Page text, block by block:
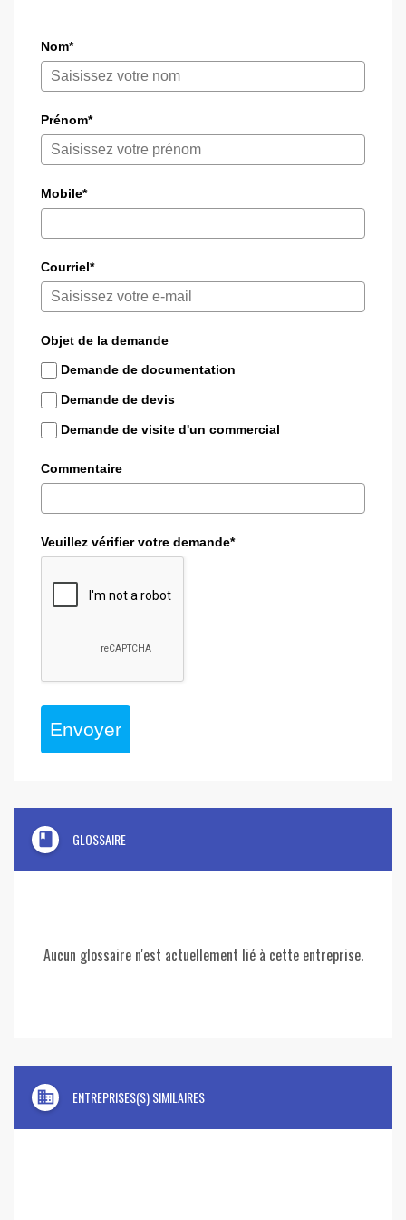
Nom*
Prénom*
Mobile*
Courriel*
Objet de la demande
Demande de documentation
Demande de devis
Demande de visite d'un commercial
Commentaire
Veuillez vérifier votre demande*
Envoyer
book GLOSSAIRE
Aucun glossaire n'est actuellement lié à cette entreprise.
domain ENTREPRISES(S) SIMILAIRES